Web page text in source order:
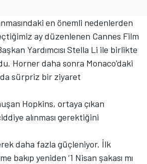
en önemli nedenlerden
ay düzenlenen Cannes Film
Yardımcısı Stella Li ile birlikte
Horner daha sonra Monaco'daki
da sürpriz bir ziyaret
Hopkins, ortaya çıkan
alınması gerektiğini
daha fazla güçleniyor. İlk
bakıp yeniden ‘1 Nisan şakası mı